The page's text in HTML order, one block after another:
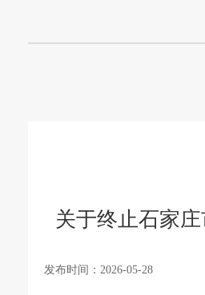
关于终止石家
发布时间：2026-05-28